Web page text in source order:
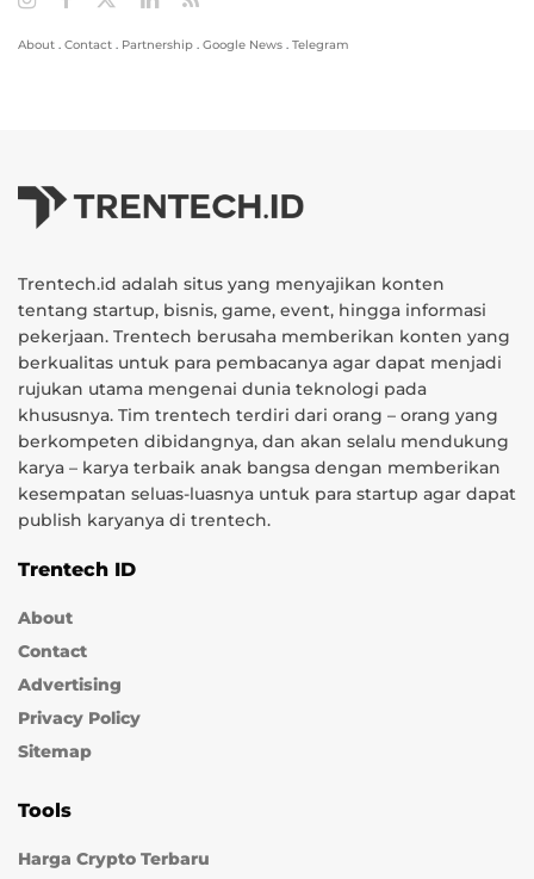
About . Contact . Partnership . Google News . Telegram
Trentech.id adalah situs yang menyajikan konten
tentang startup, bisnis, game, event, hingga informasi
pekerjaan. Trentech berusaha memberikan konten yang
berkualitas untuk para pembacanya agar dapat menjadi
rujukan utama mengenai dunia teknologi pada
khususnya. Tim trentech terdiri dari orang – orang yang
berkompeten dibidangnya, dan akan selalu mendukung
karya – karya terbaik anak bangsa dengan memberikan
kesempatan seluas-luasnya untuk para startup agar dapat
publish karyanya di trentech.
Trentech ID
About
Contact
Advertising
Privacy Policy
Sitemap
Tools
Harga Crypto Terbaru